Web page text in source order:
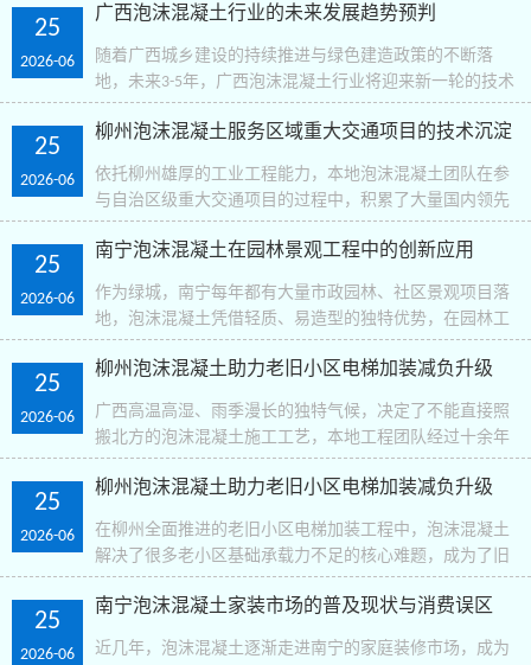
适配性，同时也在落地过程中形成了极具广西县域特色的..
25
2026-06
广西泡沫混凝土行业的未来发展趋势预判
随着广西城乡建设的持续推进与绿色建造政策的不断落
地，未来3-5年，广西泡沫混凝土行业将迎来新一轮的技术
与市场升级，呈现出几个清晰的发展新趋势。首先是产品
的特种化细分趋势，未来将出现更多适配广西特色场景的..
25
2026-06
柳州泡沫混凝土服务区域重大交通项目的技术沉淀
依托柳州雄厚的工业工程能力，本地泡沫混凝土团队在参
与自治区级重大交通项目的过程中，积累了大量国内领先
的特殊施工技术沉淀，成为了广西交通基建领域的核心技
术力量。在平陆运河旧州特大桥的国内首次沉井泡沫混凝..
25
2026-06
南宁泡沫混凝土在园林景观工程中的创新应用
作为绿城，南宁每年都有大量市政园林、社区景观项目落
地，泡沫混凝土凭借轻质、易造型的独特优势，在园林工
程中开辟出了全新的应用场景，成为了景观设计师的新
宠。在南宁很多市政公园的地形塑造项目中，以往要在地
25
2026-06
柳州泡沫混凝土助力老旧小区电梯加装减负升级
广西高温高湿、雨季漫长的独特气候，决定了不能直接照
搬北方的泡沫混凝土施工工艺，本地工程团队经过十余年
的实践，总结出了一套完全适配广西地域特点的工艺优化
方案，从细节处保障工程质量。首先是配比环节的本地化..
25
2026-06
柳州泡沫混凝土助力老旧小区电梯加装减负升级
在柳州全面推进的老旧小区电梯加装工程中，泡沫混凝土
解决了很多老小区基础承载力不足的核心难题，成为了旧
改工程里的“减负神器”，让很多原本不具备加装条件的老楼
顺利装上了电梯。柳州大量90年代建成的单位宿舍楼..
25
2026-06
南宁泡沫混凝土家装市场的普及现状与消费误区
近几年，泡沫混凝土逐渐走进南宁的家庭装修市场，成为